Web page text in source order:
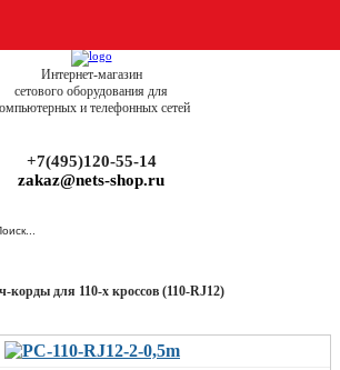
Интернет-магазин
сетового оборудования для
и телефонных сетей
+7(495)120-55-14
zakaz@nets-shop.ru
корды для 110-х кроссов (110-RJ12)